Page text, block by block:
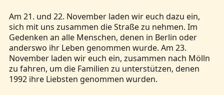
Am 21. und 22. November laden wir euch dazu ein,
sich mit uns zusammen die Straße zu nehmen. Im
Gedenken an alle Menschen, denen in Berlin oder
anderswo ihr Leben genommen wurde. Am 23.
November laden wir euch ein, zusammen nach Mölln
zu fahren, um die Familien zu unterstützen, denen
1992 ihre Liebsten genommen wurden.